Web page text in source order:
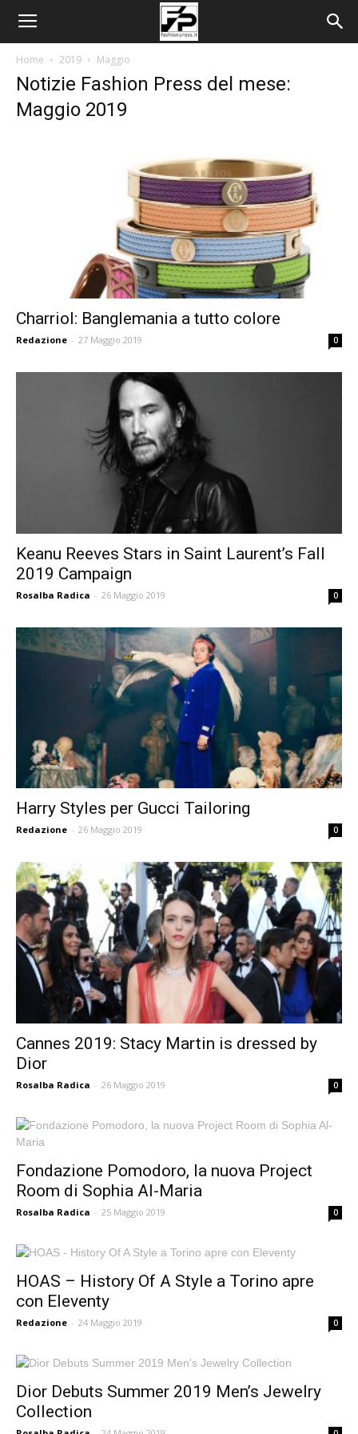
Home 2019 Maggio
Notizie Fashion Press del mese:
Maggio 2019
Charriol: Banglemania a tutto colore
Redazione - 27 Maggio 2019 0
Keanu Reeves Stars in Saint Laurent’s Fall
2019 Campaign
Rosalba Radica - 26 Maggio 2019 0
Harry Styles per Gucci Tailoring
Redazione - 26 Maggio 2019 0
Cannes 2019: Stacy Martin is dressed by
Dior
Rosalba Radica - 26 Maggio 2019 0
Fondazione Pomodoro, la nuova Project
Room di Sophia Al-Maria
Rosalba Radica - 25 Maggio 2019 0
HOAS – History Of A Style a Torino apre
con Eleventy
Redazione - 24 Maggio 2019 0
Dior Debuts Summer 2019 Men’s Jewelry
Collection